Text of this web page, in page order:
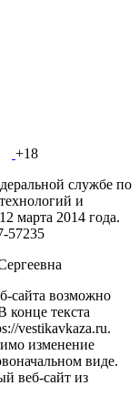
+18
службе по
и
марта 2014 года.
57235
сайта возможно
конце текста
vestikavkaza.ru.
изменение
виде.
веб-сайт из